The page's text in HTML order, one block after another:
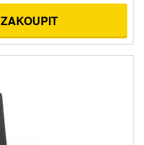
ZAKOUPIT